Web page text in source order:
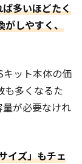
多いほどたく
がしやすく、
キット本体の価
も多くなるた
が必要なけれ
イズ」もチェ